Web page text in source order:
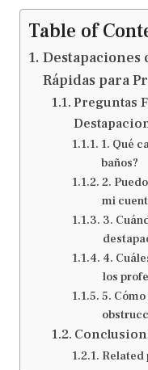
Table of
Destapaciones
Rápidas para
Preguntas
1. Qué
baños?
2.
mi
3.
4.
los
5.
Conclusion
Related